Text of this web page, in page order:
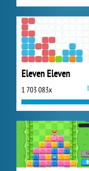
Eleven Eleven
1 703 083x